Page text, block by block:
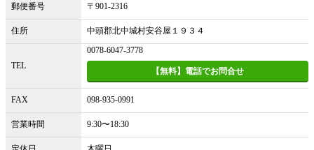
郵便番号 〒901-2316
住所 中頭郡北中城村安谷屋１９３４
TEL
0078-6047-3778
【無料】電話でお問合せ
FAX 098-935-0991
営業時間 9:30〜18:30